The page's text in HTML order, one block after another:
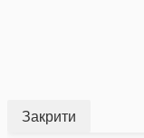
Закрити